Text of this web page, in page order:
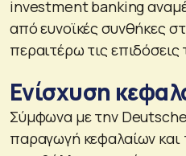
investment banking
από ευνοϊκές συνθήκες
περαιτέρω τις επιδόσεις
Ενίσχυση
Σύμφωνα με την
παραγωγή κεφαλαίων